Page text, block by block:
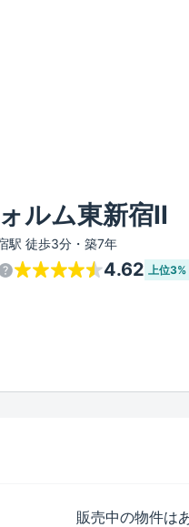
ルム東新宿II
駅 徒歩3分・築7年
4.62 上位3%
販売中の物件は